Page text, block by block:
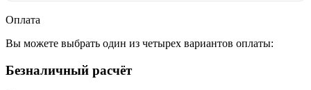
Оплата
Вы можете выбрать один из четырех вариантов оплаты:
Безналичный расчёт